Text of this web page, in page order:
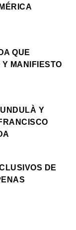
QUE
MANIFIESTO
Y
DE